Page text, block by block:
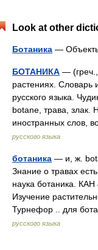
Look at other
Ботаника —
БОТАНИКА — (греч.,
растениях. Словарь
русского языка.
botane, трава, злак.
иностранных
русского языка
ботаника — и, ж.
Знание о травах
наука ботаника.
Изучение
Турнефор .. для
русского языка